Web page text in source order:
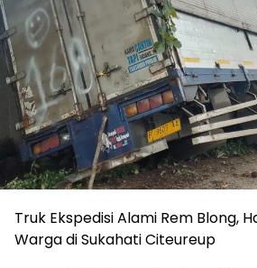
Truk Ekspedisi Alami Rem Blong,
Warga di Sukahati Citeureup